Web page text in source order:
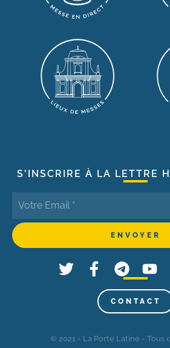
S'INSCRIRE À LA LETTRE
CONTACT
© 2021 - La Porte Latine - Tous